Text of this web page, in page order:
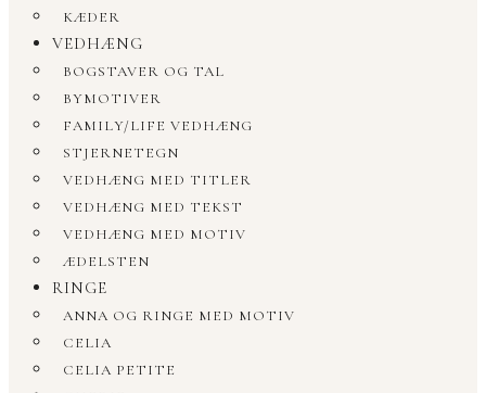
KÆDER
VEDHÆNG
BOGSTAVER OG TAL
BYMOTIVER
FAMILY/LIFE VEDHÆNG
STJERNETEGN
VEDHÆNG MED TITLER
VEDHÆNG MED TEKST
VEDHÆNG MED MOTIV
ÆDELSTEN
RINGE
ANNA OG RINGE MED MOTIV
CELIA
CELIA PETITE